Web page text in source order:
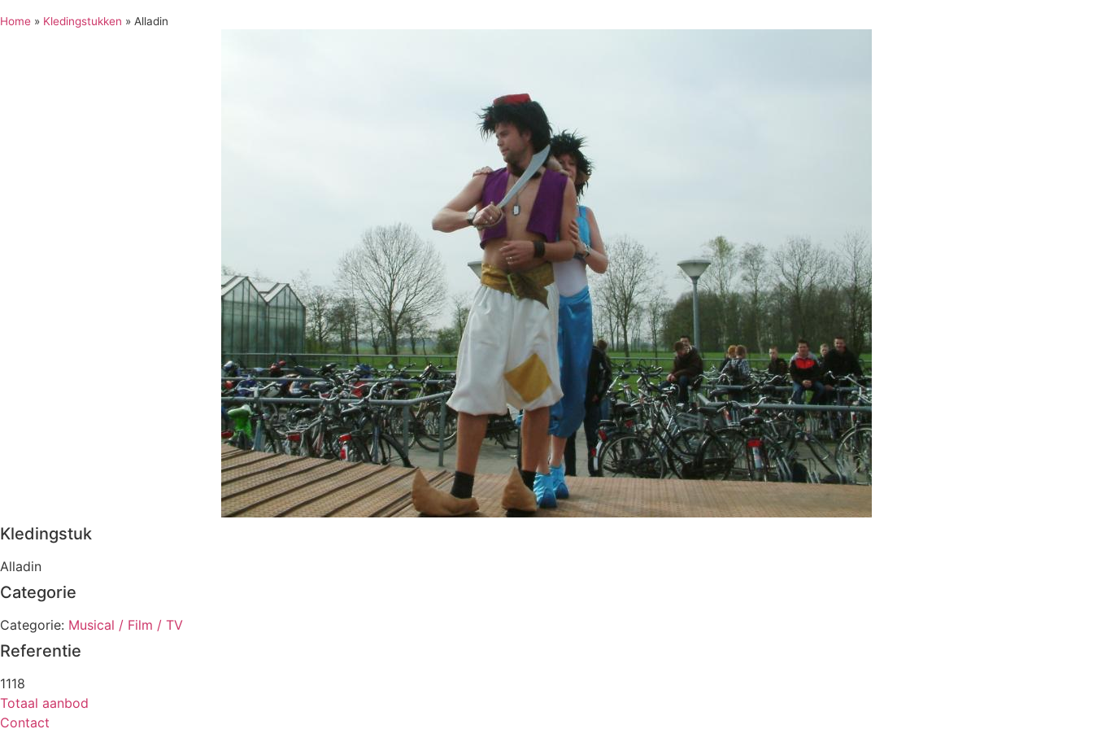
Home » Kledingstukken » Alladin
Kledingstuk
Alladin
Categorie
Categorie: Musical / Film / TV
Referentie
1118
Totaal aanbod
Contact